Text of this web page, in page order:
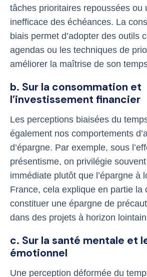
tâches prioritaires repoussées ou
inefficace des échéances. La
biais permet d’adopter des outils
agendas ou les techniques de
améliorer la maîtrise de son
b. Sur la consommation et
l’investissement financier
Les perceptions biaisées du
également nos comportements
d’épargne. Par exemple, sous
présentisme, on privilégie
immédiate plutôt que l’épargne à
France, cela explique en partie la
constituer une épargne de
dans des projets à horizon
c. Sur la santé mentale et
émotionnel
Une perception déformée du